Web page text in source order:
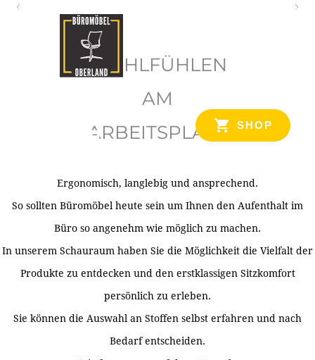
SHOP
WOHLFÜHLEN
AM
ARBEITSPLATZ
Ergonomisch, langlebig und ansprechend.
So sollten Büromöbel heute sein um Ihnen den Aufenthalt im
Büro so angenehm wie möglich zu machen.
In unserem Schauraum haben Sie die Möglichkeit die Vielfalt der
Produkte zu entdecken und den erstklassigen Sitzkomfort
persönlich zu erleben.
Sie können die Auswahl an Stoffen selbst erfahren und nach
Bedarf entscheiden.